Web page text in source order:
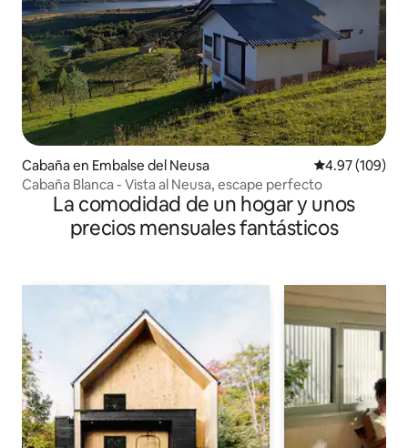
Cabaña en Embalse del Neusa Calificación
4.97 (109)
Cabaña Blanca - Vista al Neusa, escape perfecto
La comodidad de un hogar y unos
precios mensuales fantásticos